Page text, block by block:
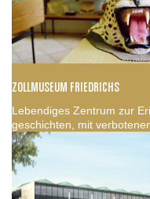
ZOLLMUSEUM FRIEDRICHS
Lebendiges Zentrum zur
geschichten, mit